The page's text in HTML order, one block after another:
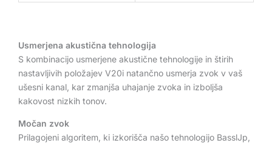
Usmerjena akustična tehnologija
S kombinacijo usmerjene akustične tehnologije in štirih
nastavljivih položajev V20i natančno usmerja zvok v vaš
ušesni kanal, kar zmanjša uhajanje zvoka in izboljša
kakovost nizkih tonov.
Močan zvok
Prilagojeni algoritem, ki izkorišča našo tehnologijo BasslJp,